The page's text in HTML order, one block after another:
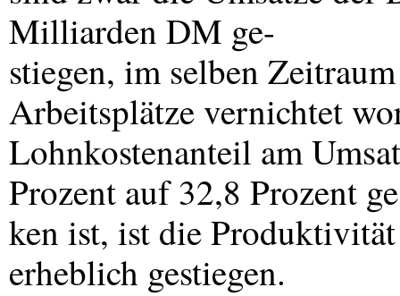
Milliarden DM ge-
stiegen, im selben
Arbeitsplätze vernichtet
Lohnkostenanteil am
Prozent auf 32,8 Prozent
ken ist, ist die
erheblich gestiegen.